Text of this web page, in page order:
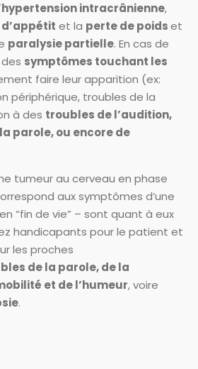
intracrânienne,
et la perte de poidset
paralysie partielle. En cas de
symptômes touchant les
faire leur apparition (ex:
périphérique, troubles de la
à des troubles de l’audition,
parole, ou encore de
tumeur au cerveau en phase
aux symptômes d’une
“fin de vie” – sont quant à eux
handicapants pour le patient et
les proches
de la parole, de la
et de l’humeur, voire
.